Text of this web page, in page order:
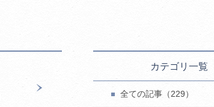
カテゴリ一覧
全ての記事（229）